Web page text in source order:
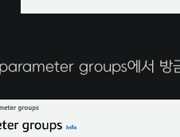
groups에서 방